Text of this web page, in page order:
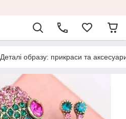
Деталі образу: прикраси та